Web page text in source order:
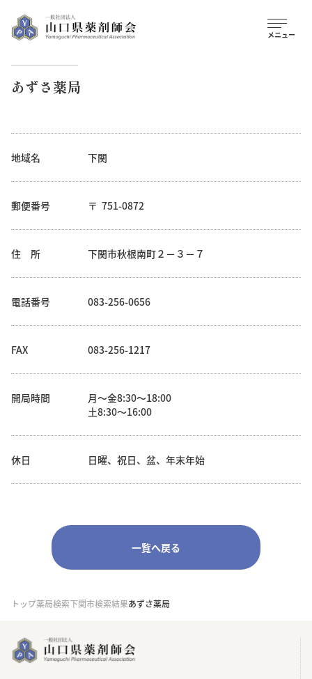
あずさ薬局
地域名 下関
郵便番号 751-0872
住 所 下関市秋根南町２－３－７
電話番号 083-256-0656
FAX 083-256-1217
開局時間
月～金8:30～18:00
土8:30～16:00
休日 日曜、祝日、盆、年末年始
一覧へ戻る
トップ薬局検索下関市検索結果あずさ薬局